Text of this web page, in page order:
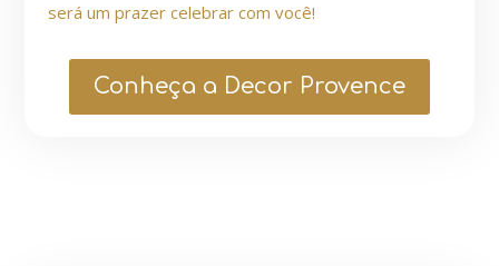
será um prazer celebrar com você!
Conheça a Decor Provence